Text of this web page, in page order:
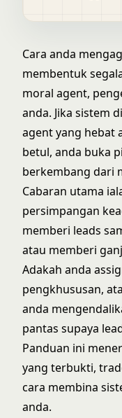
Cara anda
membentuk
moral agent,
anda. Jika sistem
agent yang hebat
betul, anda buka
berkembang dari
Cabaran utama
persimpangan
memberi leads
atau memberi
Adakah anda
pengkhususan,
anda
pantas supaya
Panduan ini
yang terbukti,
cara membina
anda.